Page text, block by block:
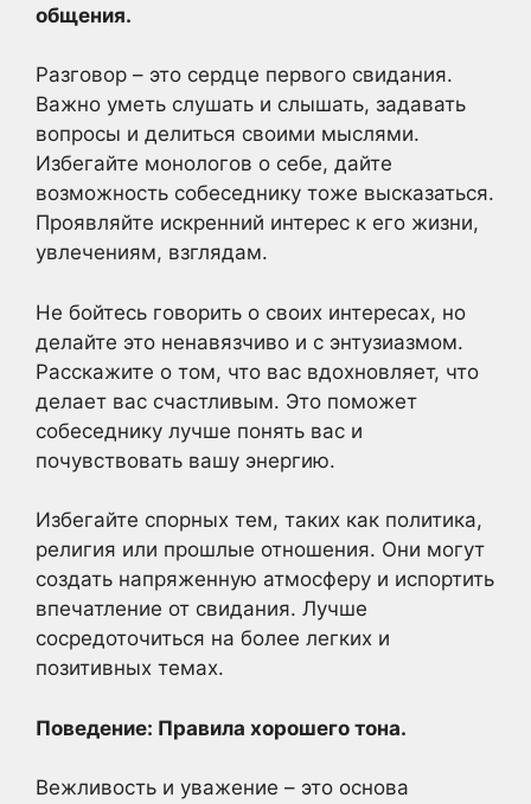
общения.
Разговор – это сердце первого свидания.
Важно уметь слушать и слышать, задавать
вопросы и делиться своими мыслями.
Избегайте монологов о себе, дайте
возможность собеседнику тоже высказаться.
Проявляйте искренний интерес к его жизни,
увлечениям, взглядам.
Не бойтесь говорить о своих интересах, но
делайте это ненавязчиво и с энтузиазмом.
Расскажите о том, что вас вдохновляет, что
делает вас счастливым. Это поможет
собеседнику лучше понять вас и
почувствовать вашу энергию.
Избегайте спорных тем, таких как политика,
религия или прошлые отношения. Они могут
создать напряженную атмосферу и испортить
впечатление от свидания. Лучше
сосредоточиться на более легких и
позитивных темах.
Поведение: Правила хорошего тона.
Вежливость и уважение – это основа